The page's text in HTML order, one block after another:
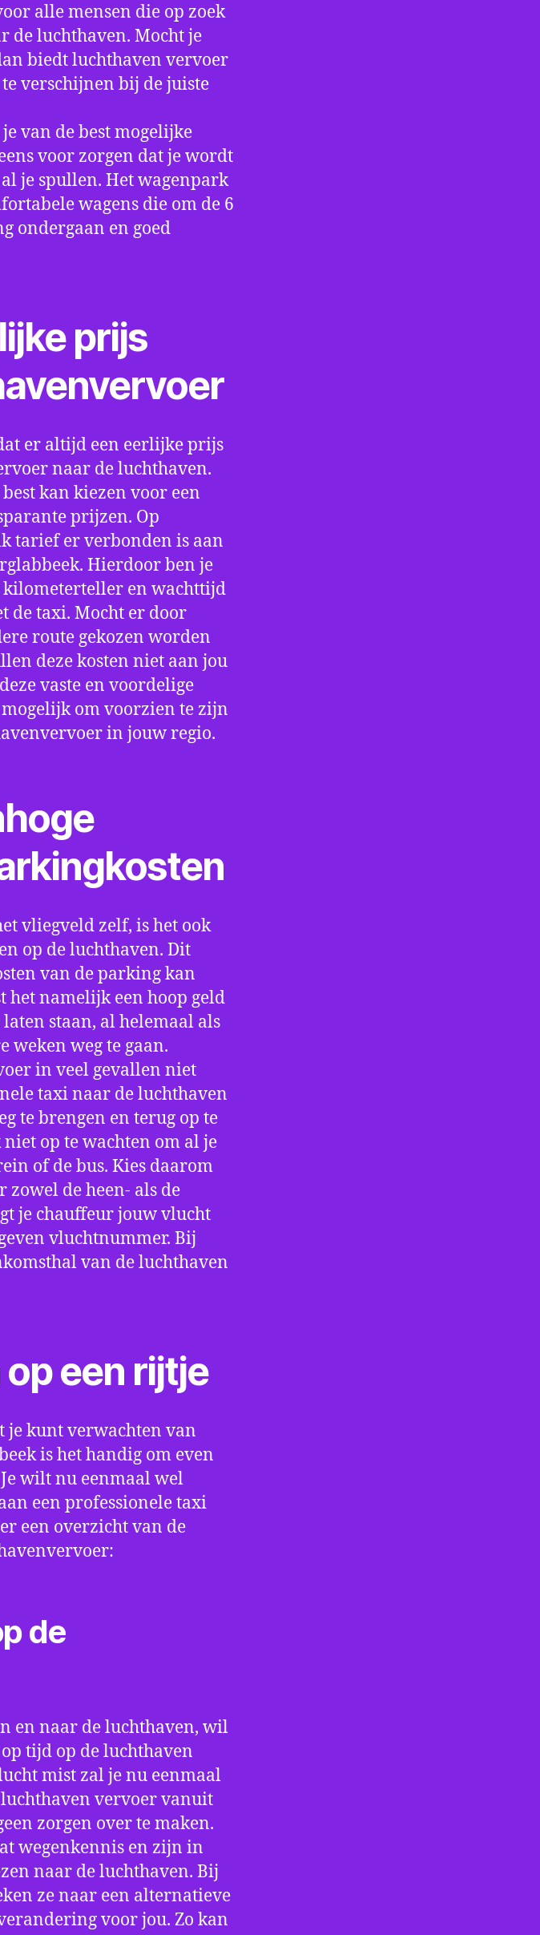
alle mensen die op zoek
de luchthaven. Mocht je
biedt luchthaven vervoer
verschijnen bij de juiste
van de best mogelijke
voor zorgen dat je wordt
je spullen. Het wagenpark
wagens die om de 6
ondergaan en goed
prijs
er altijd een eerlijke prijs
naar de luchthaven.
kan kiezen voor een
prijzen. Op
tarief er verbonden is aan
Hierdoor ben je
en wachttijd
de taxi. Mocht er door
route gekozen worden
deze kosten niet aan jou
vaste en voordelige
om voorzien te zijn
in jouw regio.
vliegveld zelf, is het ook
op de luchthaven. Dit
van de parking kan
het namelijk een hoop geld
staan, al helemaal als
weken weg te gaan.
in veel gevallen niet
taxi naar de luchthaven
te brengen en terug op te
op te wachten om al je
of de bus. Kies daarom
de heen- als de
je chauffeur jouw vlucht
vluchtnummer. Bij
van de luchthaven
een rijtje
je kunt verwachten van
is het handig om even
wilt nu eenmaal wel
een professionele taxi
een overzicht van de
de
en naar de luchthaven, wil
tijd op de luchthaven
mist zal je nu eenmaal
vervoer vanuit
zorgen over te maken.
wegenkennis en zijn in
naar de luchthaven. Bij
ze naar een alternatieve
voor jou. Zo kan